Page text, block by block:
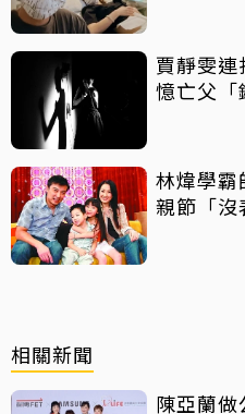
賈靜雯
憶亡父「
林煒學霸
親節「沒
相關新聞
陳亞蘭